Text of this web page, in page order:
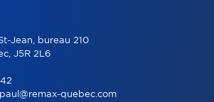
Jean, bureau 210
J5R 2L6
quebec.com